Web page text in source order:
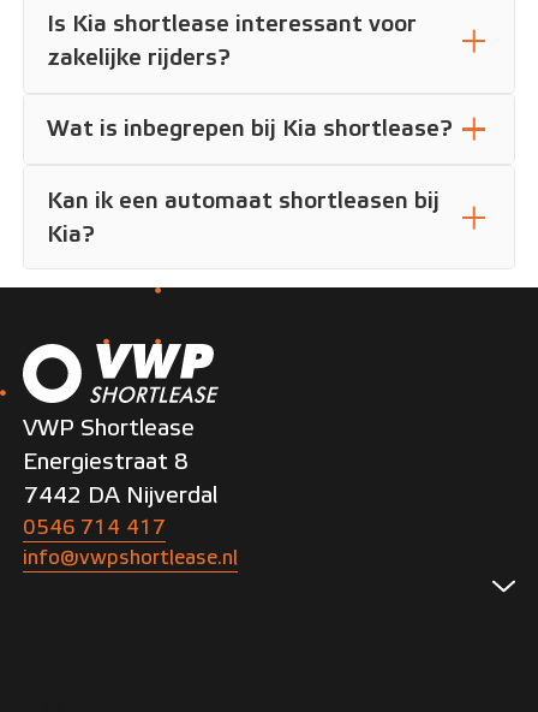
Is Kia shortlease interessant voor
zakelijke rijders?
Wat is inbegrepen bij Kia shortlease?
Kan ik een automaat shortleasen bij
Kia?
VWP Shortlease
Energiestraat 8
7442 DA Nijverdal
0546 714 417
info@vwpshortlease.nl